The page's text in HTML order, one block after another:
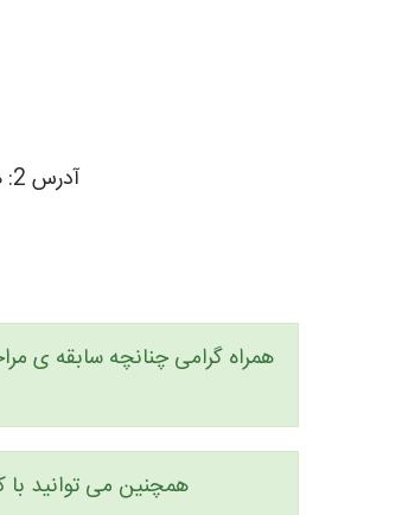
آدرس 2: همدان؛ خیابان شهید فهمیده، بالاتر از پارک مردم
همراه گرامی چنانچه سابقه ی
همچنین می توانید با